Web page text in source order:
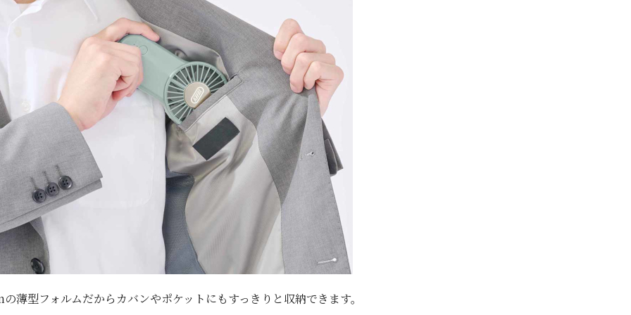
薄型フォルムだからカバンやポケットにもすっきりと収納できます。